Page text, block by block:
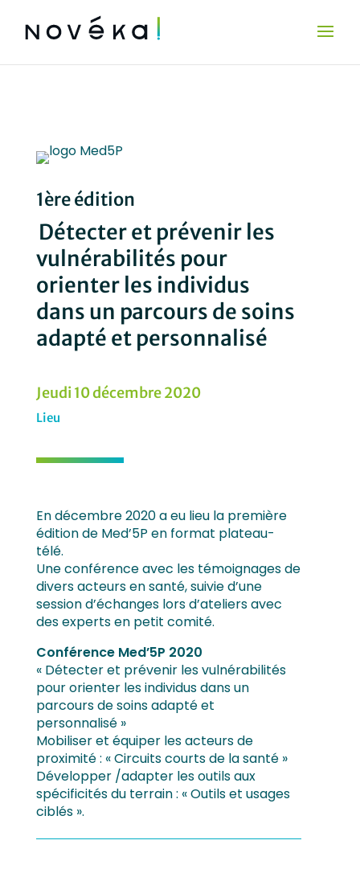
1ère édition
Détecter et prévenir les
vulnérabilités pour
orienter les individus
dans un parcours de soins
adapté et personnalisé
Jeudi 10 décembre 2020
Lieu
En décembre 2020 a eu lieu la première
édition de Med’5P en format plateau-
télé.
Une conférence avec les témoignages de
divers acteurs en santé, suivie d’une
session d’échanges lors d’ateliers avec
des experts en petit comité.
Conférence Med’5P 2020
« Détecter et prévenir les vulnérabilités
pour orienter les individus dans un
parcours de soins adapté et
personnalisé »
Mobiliser et équiper les acteurs de
proximité : « Circuits courts de la santé »
Développer /adapter les outils aux
spécificités du terrain : « Outils et usages
ciblés ».